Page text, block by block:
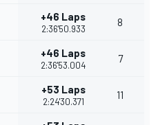
+46 Laps
2:36'50.933
8
+46 Laps
2:36'53.004
7
+53 Laps
2:24'30.371
11